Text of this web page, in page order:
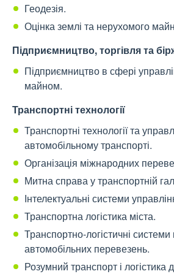
Геодезія.
Оцінка землі та нерухомого
Підприємництво, торгівля та
Підприємництво в сфері
майном.
Транспортні технології
Транспортні технології та
автомобільному транспорті.
Організація міжнародних
Митна справа у транспортній
Інтелектуальні системи
Транспортна логістика міста.
Транспортно-логістичні
автомобільних перевезень.
Розумний транспорт і логістика